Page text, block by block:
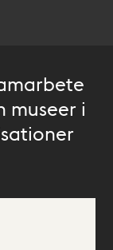
museer i